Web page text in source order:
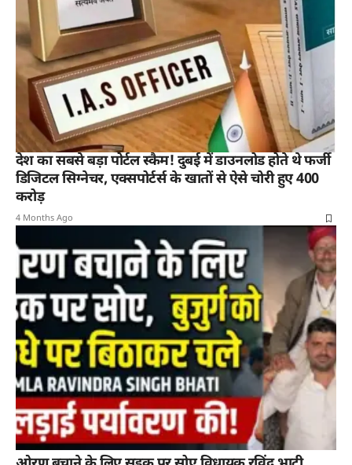
देश का सबसे बड़ा पोर्टल स्कैम! दुबई में डाउनलोड होते थे फर्जी
डिजिटल सिग्नेचर, एक्सपोर्टर्स के खातों से ऐसे चोरी हुए 400
करोड़
4 Months Ago